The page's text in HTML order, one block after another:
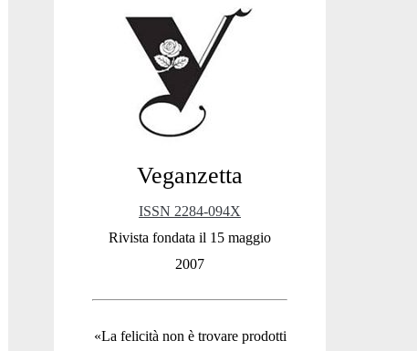
Sidebar
Veganzetta
ISSN 2284-094X
Rivista fondata il 15 maggio
2007
«La felicità non è trovare prodotti